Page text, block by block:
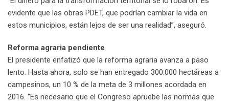
evidente que las obras PDET, que podrían cambiar la vida en
estos municipios, están lejos de ser una realidad”, aseguró.
Reforma agraria pendiente
El presidente enfatizó que la reforma agraria avanza a paso
lento. Hasta ahora, solo se han entregado 300.000 hectáreas a
campesinos, un 10 % de la meta de 3 millones acordada en
2016. “Es necesario que el Congreso apruebe las normas que